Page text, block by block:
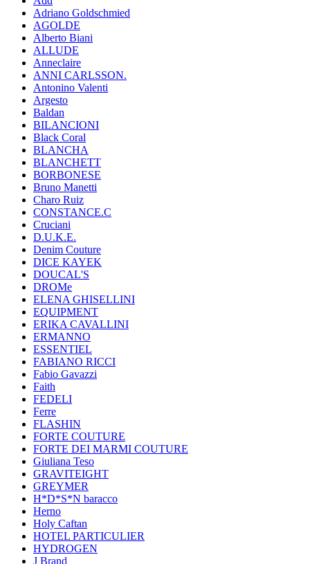
Adriano Goldschmied
AGOLDE
Alberto Biani
ALLUDE
Anneclaire
ANNI CARLSSON.
Antonino Valenti
Argesto
Baldan
BILANCIONI
Black Coral
BLANCHA
BLANCHETT
BORBONESE
Bruno Manetti
Charo Ruiz
CONSTANCE.C
Cruciani
D.U.K.E.
Denim Couture
DICE KAYEK
DOUCAL'S
DROMe
ELENA GHISELLINI
EQUIPMENT
ERIKA CAVALLINI
ERMANNO
ESSENTIEL
FABIANO RICCI
Fabio Gavazzi
Faith
FEDELI
Ferre
FLASHIN
FORTE COUTURE
FORTE DEI MARMI COUTURE
Giuliana Teso
GRAVITEIGHT
GREYMER
H*D*S*N baracco
Herno
Holy Caftan
HOTEL PARTICULIER
HYDROGEN
J Brand